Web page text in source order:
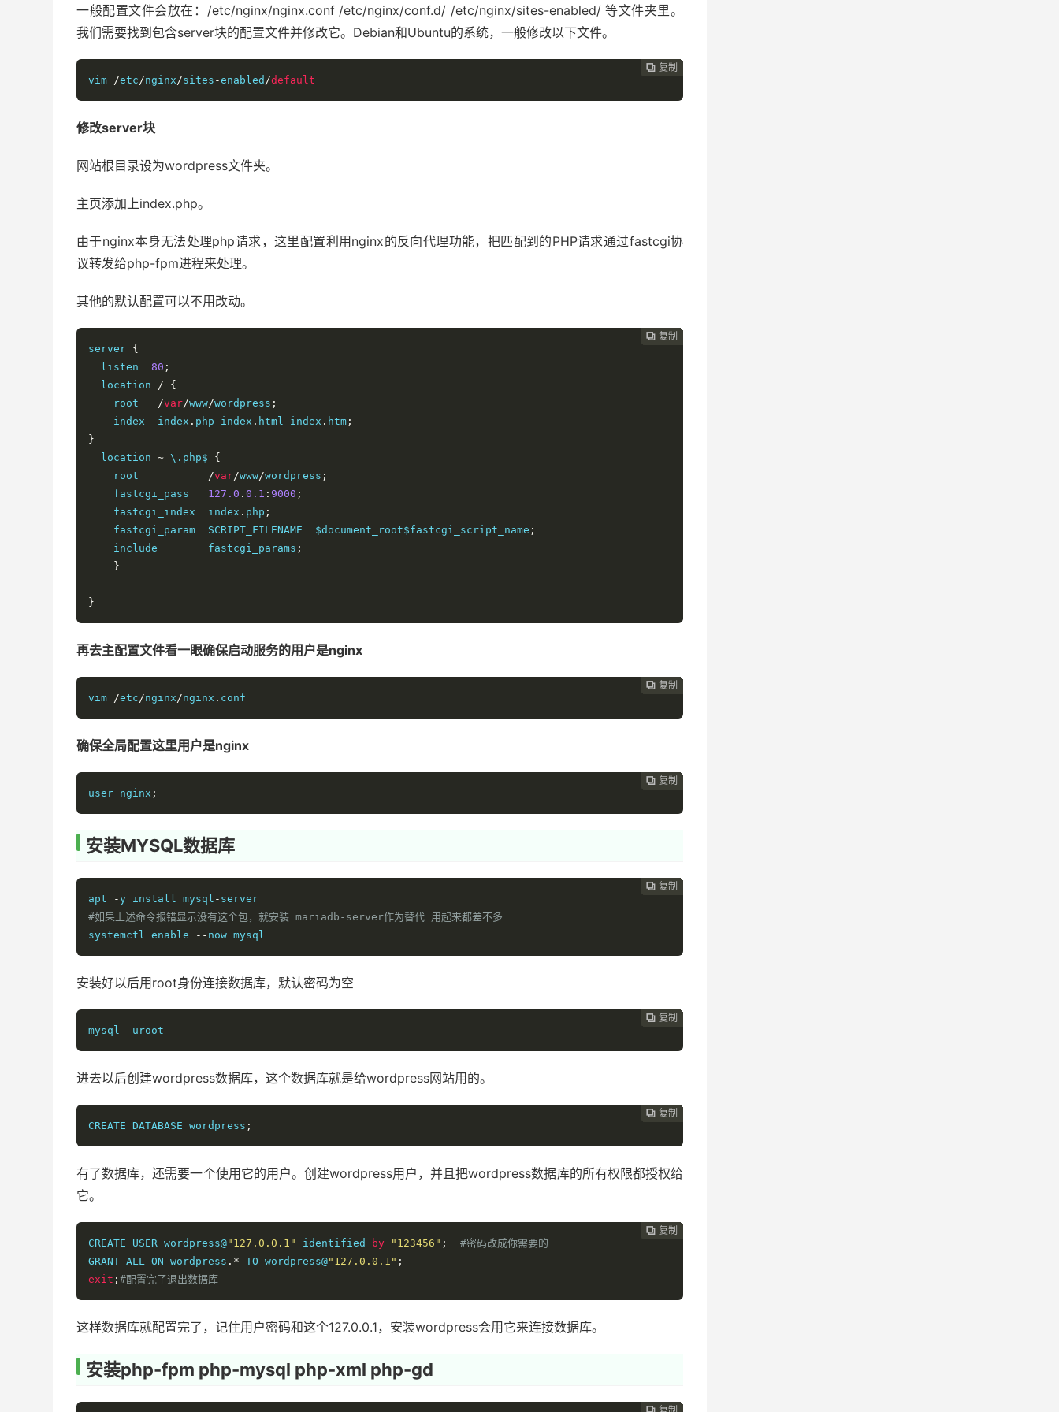
一般配置文件会放在：/etc/nginx/nginx.conf /etc/nginx/conf.d/ /etc/nginx/sites-enabled/ 等文件夹里。
我们需要找到包含server块的配置文件并修改它。Debian和Ubuntu的系统，一般修改以下文件。
 复制
 复制
 复制
 复制
 复制
 复制
 复制
 复制
 复制
 复制
 复制
 复制
 复制
 复制
 复制
 复制
vim /etc/nginx/sites -enabled /default
修改server块
网站根目录设为wordpress文件夹。
主页添加上index.php。
由于nginx本身无法处理php请求，这里配置利用nginx的反向代理功能，把匹配到的PHP请求通过fastcgi协
议转发给php-fpm进程来处理。
其他的默认配置可以不用改动。
 复制
 复制
 复制
 复制
 复制
 复制
 复制
 复制
 复制
 复制
 复制
 复制
 复制
 复制
 复制
server {
  listen
80 ;
  location
/
{
root /var/www/wordpress ;
index  index . php index . html index . htm ;
}
  location
~ \.php$ {
root /var/www/wordpress ;
fastcgi_pass 127.0 . 0.1 : 9000 ;
fastcgi_index  index . php ;
fastcgi_param  SCRIPT_FILENAME  $document_root$fastcgi_script_name ;
include        fastcgi_params ;
}
}
再去主配置文件看一眼确保启动服务的用户是nginx
 复制
 复制
 复制
 复制
 复制
 复制
 复制
 复制
 复制
 复制
 复制
 复制
 复制
 复制
vim /etc/nginx/nginx . conf
确保全局配置这里用户是nginx
 复制
 复制
 复制
 复制
 复制
 复制
 复制
 复制
 复制
 复制
 复制
 复制
 复制
user nginx ;
安装MYSQL数据库
 复制
 复制
 复制
 复制
 复制
 复制
 复制
 复制
 复制
 复制
 复制
 复制
apt
-y install mysql - server
#如果上述命令报错显示没有这个包，就安装 mariadb-server作为替代 用起来都差不多
systemctl enable
-- now mysql
安装好以后用root身份连接数据库，默认密码为空
 复制
 复制
 复制
 复制
 复制
 复制
 复制
 复制
 复制
 复制
 复制
mysql
- uroot
进去以后创建wordpress数据库，这个数据库就是给wordpress网站用的。
 复制
 复制
 复制
 复制
 复制
 复制
 复制
 复制
 复制
 复制
CREATE DATABASE wordpress ;
有了数据库，还需要一个使用它的用户。创建wordpress用户，并且把wordpress数据库的所有权限都授权给
它。
 复制
 复制
 复制
 复制
 复制
 复制
 复制
 复制
 复制
CREATE USER wordpress@"127.0.0.1" identified by "123456" ;
#密码改成你需要的
GRANT ALL ON wordpress .* TO wordpress@"127.0.0.1" ;
exit ; #配置完了退出数据库
这样数据库就配置完了，记住用户密码和这个127.0.0.1，安装wordpress会用它来连接数据库。
安装php-fpm php-mysql php-xml php-gd